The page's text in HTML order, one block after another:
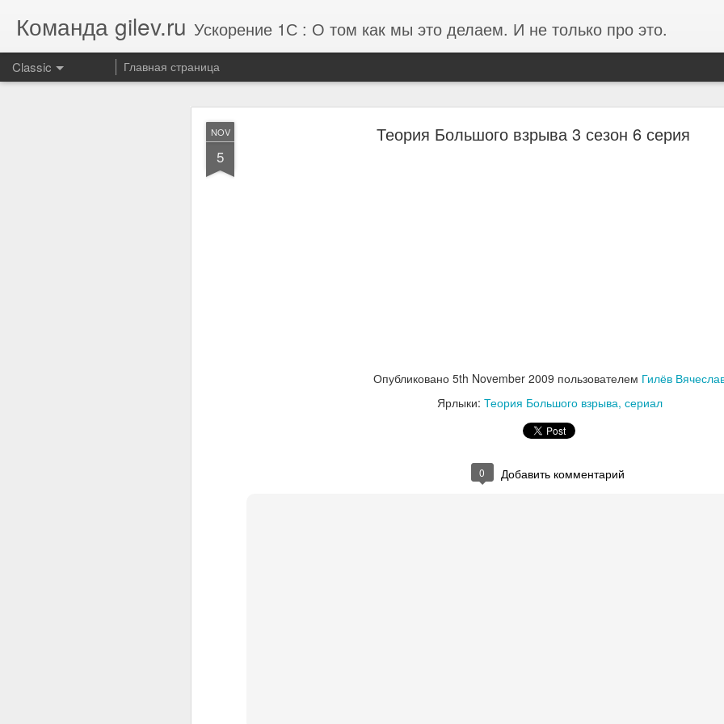
NOV
5
Теория Большого взрыва 3 сезон 6 серия
Опубликовано 5th November 2009 пользователем Гилёв
Ярлыки: Теория Большого взрыва сериал
0 Добавить комментарий
Команда gilev.ru Ускорение 1С : О том как мы это делаем. И не только про это.
Classic Главная страница
Отзыв от компании ФОРЭС об анализе производительности
среды на базе Proxmox